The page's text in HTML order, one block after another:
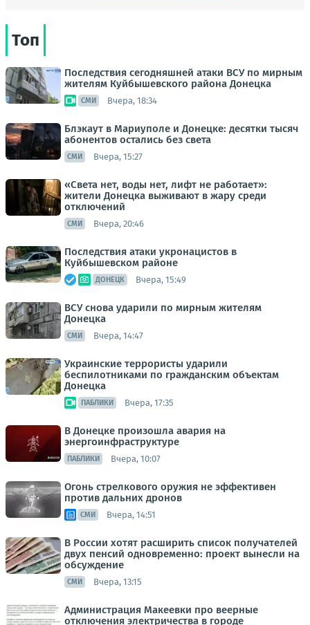
Топ
Последствия сегодняшней атаки ВСУ по мирным
жителям Куйбышевского района Донецка
СМИ Вчера, 18:34
Блэкаут в Мариуполе и Донецке: десятки тысяч
абонентов остались без света
СМИ Вчера, 15:27
«Света нет, воды нет, лифт не работает»:
жители Донецка выживают в жару среди
отключений
СМИ Вчера, 20:46
Последствия атаки укронацистов в
Куйбышевском районе
ДОНЕЦК Вчера, 15:49
ВСУ снова ударили по мирным жителям
Донецка
СМИ Вчера, 14:47
Украинские террористы ударили
беспилотниками по гражданским объектам
Донецка
ПАБЛИКИ Вчера, 17:35
В Донецке произошла авария на
энергоинфраструктуре
ПАБЛИКИ Вчера, 10:07
Огонь стрелкового оружия не эффективен
против дальних дронов
СМИ Вчера, 14:51
В России хотят расширить список получателей
двух пенсий одновременно: проект вынесли на
обсуждение
СМИ Вчера, 13:15
Администрация Макеевки про веерные
отключения электричества в городе